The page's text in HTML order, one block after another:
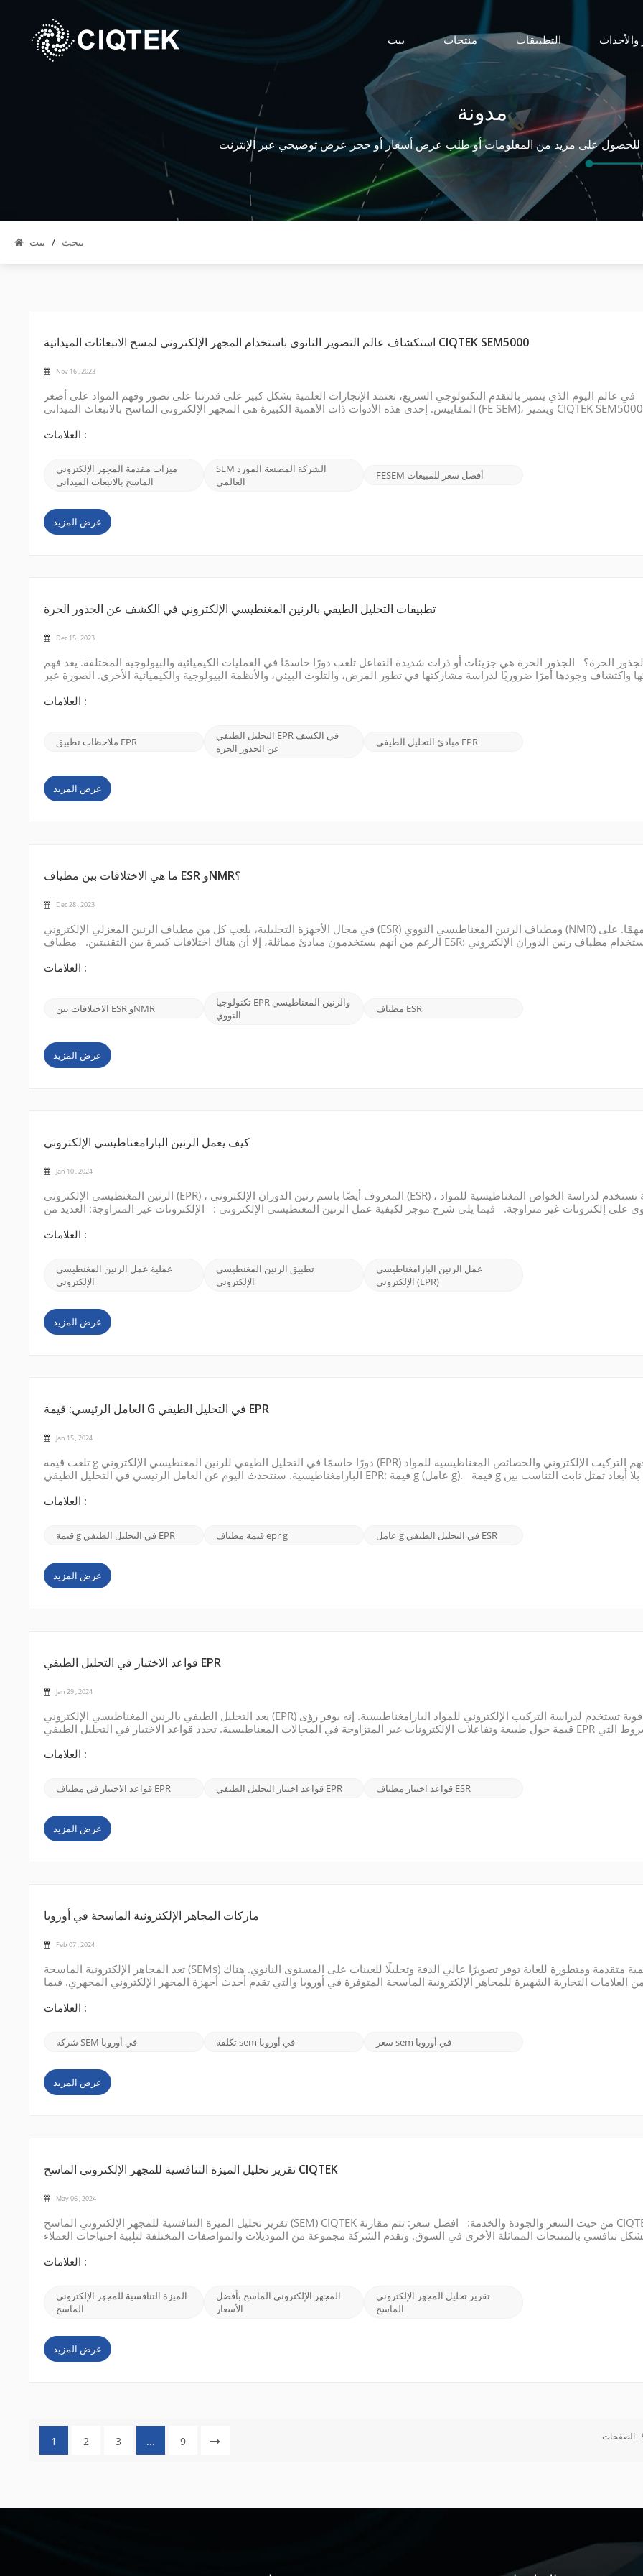
بيت منتجات التطبيقات والأحداث
مدونة
بيت / يبحث
استكشاف عالم التصوير النانوي باستخدام المجهر الإلكتروني لمسح الانبعاثات الميدانية CIQTEK SEM5000
Nov 16 , 2023
في عالم اليوم الذي يتميز بالتقدم التكنولوجي السريع، تعتمد الإنجازات العلمية بشكل كبير على قدرتنا على تصور وفهم المواد على أصغر
المقاييس. إحدى هذه الأدوات ذات الأهمية الكبيرة هي المجهر الإلكتروني الماسح بالانبعاث الميداني (FE SEM)، ويتميز CIQTEK SEM5000 بقدراته
لا تعد...
العلامات :
ميزات مقدمة المجهر الإلكتروني
الماسح بالانبعاث الميداني
SEM الشركة المصنعة المورد
العالمي
FESEM أفضل سعر للمبيعات
عرض المزيد
تطبيقات التحليل الطيفي بالرنين المغنطيسي الإلكتروني في الكشف عن الجذور الحرة
Dec 15 , 2023
الحرة؟ الجذور الحرة هي جزيئات أو ذرات شديدة التفاعل تلعب دورًا حاسمًا في العمليات الكيميائية والبيولوجية المختلفة. يعد فهم
واكتشاف وجودها أمرًا ضروريًا لدراسة مشاركتها في تطور المرض، والتلوث البيئي، والأنظمة البيولوجية والكيميائية الأخرى. الصورة عبر
العلامات :
ملاحظات تطبيق EPR
التحليل الطيفي EPR في الكشف
عن الجذور الحرة
مبادئ التحليل الطيفي EPR
عرض المزيد
ما هي الاختلافات بين مطياف ESR وNMR؟
Dec 28 , 2023
في مجال الأجهزة التحليلية، يلعب كل من مطياف الرنين المغزلي الإلكتروني (ESR) ومطياف الرنين المغناطيسي النووي (NMR) دورًا مهمًا. على
الرغم من أنهم يستخدمون مبادئ مماثلة، إلا أن هناك اختلافات كبيرة بين التقنيتين. مطياف ESR: يتم استخدام مطياف رنين الدوران الإلكتروني
العلامات :
الاختلافات بين ESR وNMR
تكنولوجيا EPR والرنين المغناطيسي
النووي
مطياف ESR
عرض المزيد
كيف يعمل الرنين البارامغناطيسي الإلكتروني
Jan 10 , 2024
الرنين المغنطيسي الإلكتروني (EPR) ، المعروف أيضًا باسم رنين الدوران الإلكتروني (ESR) ، هو تقنية تستخدم لدراسة الخواص المغناطيسية للمواد
على إلكترونات غير متزاوجة. فيما يلي شرح موجز لكيفية عمل الرنين المغنطيسي الإلكتروني : الإلكترونات غير المتزاوجة: العديد من
العلامات :
عملية عمل الرنين المغنطيسي
الإلكتروني
تطبيق الرنين المغنطيسي
الإلكتروني
عمل الرنين البارامغناطيسي
الإلكتروني (EPR)
عرض المزيد
العامل الرئيسي: قيمة G في التحليل الطيفي EPR
Jan 15 , 2024
تلعب قيمة g دورًا حاسمًا في التحليل الطيفي للرنين المغنطيسي الإلكتروني (EPR) في فهم التركيب الإلكتروني والخصائص المغناطيسية للمواد
البارامغناطيسية. سنتحدث اليوم عن العامل الرئيسي في التحليل الطيفي EPR: قيمة g (عامل g). قيمة g هي كمية بلا أبعاد تمثل ثابت التناسب بين
الإشعا... العلامات :
قيمة g في التحليل الطيفي EPR قيمة مطياف epr g عامل g في التحليل الطيفي ESR
عرض المزيد
قواعد الاختيار في التحليل الطيفي EPR
Jan 29 , 2024
يعد التحليل الطيفي بالرنين المغناطيسي الإلكتروني (EPR) تقنية قوية تستخدم لدراسة التركيب الإلكتروني للمواد البارامغناطيسية. إنه يوفر رؤى
قيمة حول طبيعة وتفاعلات الإلكترونات غير المتزاوجة في المجالات المغناطيسية. تحدد قواعد الاختيار في التحليل الطيفي EPR الشروط التي
من...
العلامات :
قواعد الاختيار في مطياف EPR قواعد اختيار التحليل الطيفي EPR قواعد اختيار مطياف ESR
عرض المزيد
ماركات المجاهر الإلكترونية الماسحة في أوروبا
Feb 07 , 2024
تعد المجاهر الإلكترونية الماسحة (SEMs) أدوات علمية متقدمة ومتطورة للغاية توفر تصويرًا عالي الدقة وتحليلًا للعينات على المستوى النانوي. هناك
العلامات التجارية الشهيرة للمجاهر الإلكترونية الماسحة المتوفرة في أوروبا والتي تقدم أحدث أجهزة المجهر الإلكتروني المجهري. فيما
العلامات :
شركة SEM في أوروبا تكلفة sem في أوروبا سعر sem في أوروبا
عرض المزيد
تقرير تحليل الميزة التنافسية للمجهر الإلكتروني الماسح CIQTEK
May 06 , 2024
تقرير تحليل الميزة التنافسية للمجهر الإلكتروني الماسح (SEM) CIQTEK من حيث السعر والجودة والخدمة: افضل سعر: تتم مقارنة CIQTEK SEM
تنافسي بالمنتجات المماثلة الأخرى في السوق. وتقدم الشركة مجموعة من الموديلات والمواصفات المختلفة لتلبية احتياجات العملاء
العلامات :
الميزة التنافسية للمجهر الإلكتروني
الماسح
المجهر الإلكتروني الماسح بأفضل
الأسعار
تقرير تحليل المجهر الإلكتروني
الماسح
عرض المزيد
1 2 3 ... 9 الصفحات